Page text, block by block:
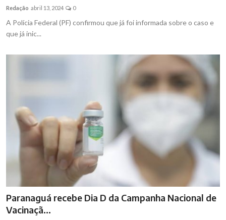
Redação abril 13, 2024 0
A Polícia Federal (PF) confirmou que já foi informada sobre o caso e
que já inic...
Paranaguá recebe Dia D da Campanha Nacional de
Vacinaçã...